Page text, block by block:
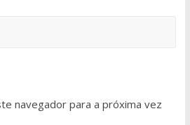
navegador para a próxima vez